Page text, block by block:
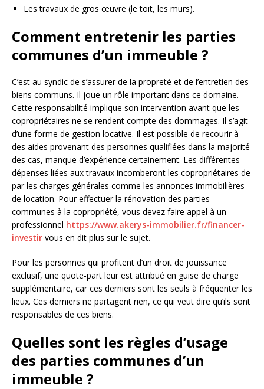
Les travaux de gros œuvre (le toit, les murs).
Comment entretenir les parties
communes d’un immeuble ?
C’est au syndic de s’assurer de la propreté et de l’entretien des
biens communs. Il joue un rôle important dans ce domaine.
Cette responsabilité implique son intervention avant que les
copropriétaires ne se rendent compte des dommages. Il s’agit
d’une forme de gestion locative. Il est possible de recourir à
des aides provenant des personnes qualifiées dans la majorité
des cas, manque d’expérience certainement. Les différentes
dépenses liées aux travaux incomberont les copropriétaires de
par les charges générales comme les annonces immobilières
de location. Pour effectuer la rénovation des parties
communes à la copropriété, vous devez faire appel à un
professionnel https://www.akerys-immobilier.fr/financer-
investir vous en dit plus sur le sujet.
Pour les personnes qui profitent d’un droit de jouissance
exclusif, une quote-part leur est attribué en guise de charge
supplémentaire, car ces derniers sont les seuls à fréquenter les
lieux. Ces derniers ne partagent rien, ce qui veut dire qu’ils sont
responsables de ces biens.
Quelles sont les règles d’usage
des parties communes d’un
immeuble ?